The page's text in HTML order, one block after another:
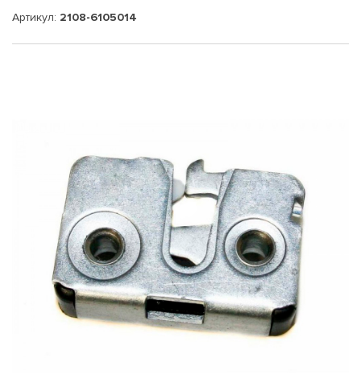
Артикул: 2108-6105014